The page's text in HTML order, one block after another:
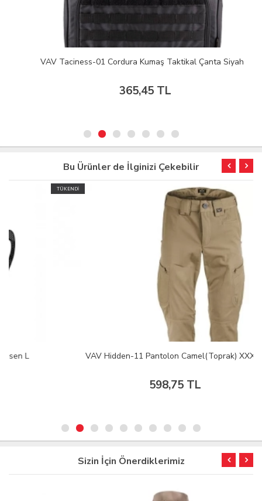
VAV Taciness-01 Cordura Kumaş Taktikal Çanta Siyah
365,45 TL
Bu Ürünler de İlginizi Çekebilir
VAV Hidden-11 Pantolon Camel(Toprak) XXXL
598,75 TL
Sizin İçin Önerdiklerimiz